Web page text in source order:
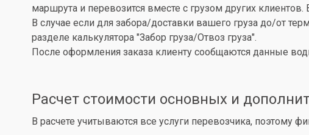
маршрута и перевозится вместе с грузом других
В случае если для забора/доставки вашего груза до/от
разделе калькулятора "Забор груза/Отвоз груза".
После оформления заказа клиенту сообщаются данные
Расчет стоимости основных и
В расчете учитываются все услуги перевозчика, поэтому